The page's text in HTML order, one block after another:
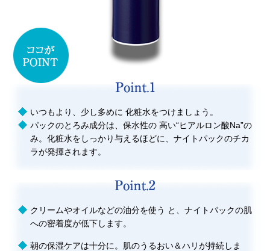
いつもより、少し多めに 化粧水をつけましょう。
パックのとろみ成分は、保水性の 高い“ヒアルロン酸Na”の
み。化粧水をしっかり与えるほどに、ナイトパックのチカ
ラが発揮されます。
クリームやオイルなどの油分を使う と、ナイトパックの肌
への密着度が低下します。
朝の保湿ケアは十分に。肌のうるおい＆ハリが持続しま